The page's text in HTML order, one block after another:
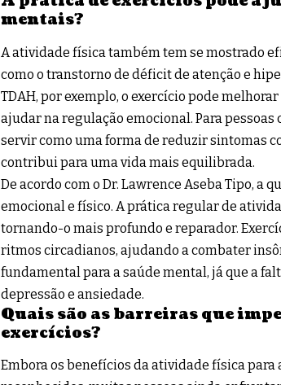
mentais?
A atividade física também tem se mostrado
como o transtorno de déficit de atenção e
TDAH, por exemplo, o exercício pode
ajudar na regulação emocional. Para
servir como uma forma de reduzir sintomas
contribui para uma vida mais equilibrada.
De acordo com o Dr. Lawrence Aseba Tipo, a
emocional e físico. A prática regular de
tornando-o mais profundo e reparador.
ritmos circadianos, ajudando a combater
fundamental para a saúde mental, já que a
depressão e ansiedade.
Quais são as barreiras que
exercícios?
Embora os benefícios da atividade física